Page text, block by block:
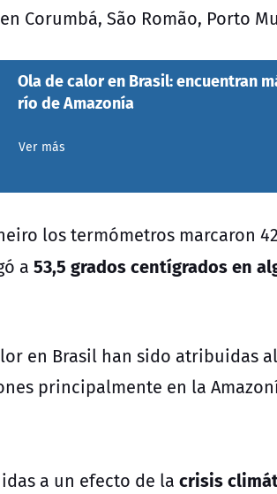
Corumbá, São Romão, Porto
Ola de calor en Brasil: encuentran
río de Amazonía
Ver más
los termómetros marcaron
a 53,5 grados centígrados en
en Brasil han sido atribuidas al
principalmente en la
a un efecto de la crisis